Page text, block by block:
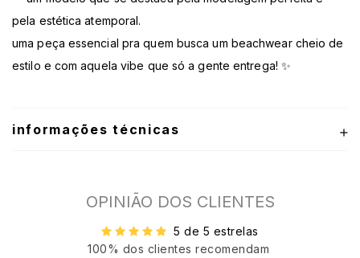
pela estética atemporal.
uma peça essencial pra quem busca um beachwear cheio de
estilo e com aquela vibe que só a gente entrega! ✨
informações técnicas
OPINIÃO DOS CLIENTES
5 de 5 estrelas
100% dos clientes recomendam